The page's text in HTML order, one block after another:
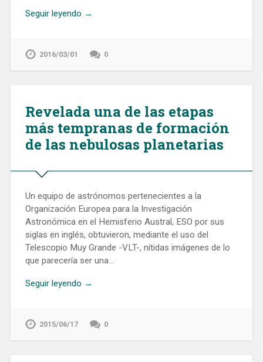
Seguir leyendo →
2016/03/01 0
Revelada una de las etapas
más tempranas de formación
de las nebulosas planetarias
Un equipo de astrónomos pertenecientes a la
Organización Europea para la Investigación
Astronómica en el Hemisferio Austral, ESO por sus
siglas en inglés, obtuvieron, mediante el uso del
Telescopio Muy Grande -VLT-, nítidas imágenes de lo
que parecería ser una…
Seguir leyendo →
2015/06/17 0